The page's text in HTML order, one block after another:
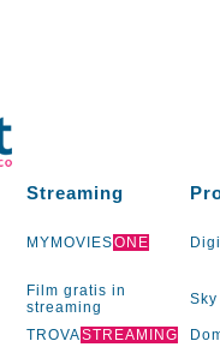
Streaming
MYMOVIESONE
Film gratis in
streaming
Sky
TROVASTREAMING